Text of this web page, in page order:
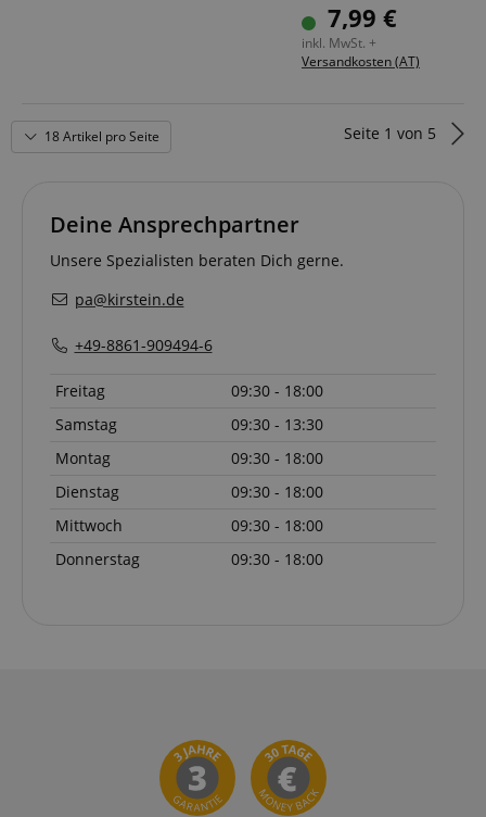
7,99 €
inkl. MwSt. +
Versandkosten (AT)
18 Artikel pro Seite Seite 1 von 5
Deine Ansprechpartner
Unsere Spezialisten beraten Dich gerne.
pa@kirstein.de
+49-8861-909494-6
Freitag
09:30 - 18:00
Samstag
09:30 - 13:30
Montag
09:30 - 18:00
Dienstag
09:30 - 18:00
Mittwoch
09:30 - 18:00
Donnerstag
09:30 - 18:00